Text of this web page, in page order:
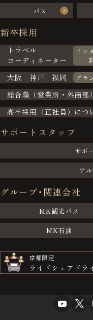
バス
新卒採用
トラベル
コーディネーター
イン
大阪 神戸 福岡 グラ
総合職（営業所・外商部）
高卒採用（正社員）につ
サポートスタッフ
サポ
ア
グループ･関連会社
MK観光バス
MK石油
京都限定
ライドシェアドラ